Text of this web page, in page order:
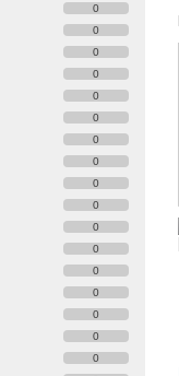
0
0
0
0
0
0
0
0
0
0
0
0
0
0
0
0
0